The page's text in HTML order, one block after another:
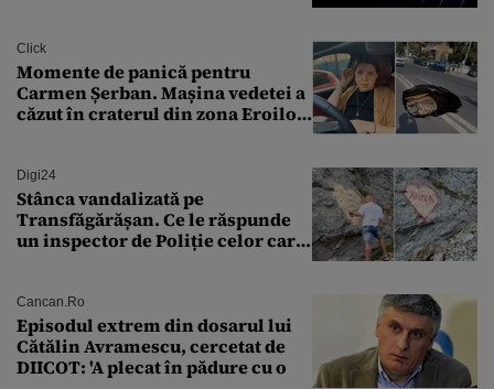
Click
Momente de panică pentru
Carmen Șerban. Mașina vedetei a
căzut în craterul din zona Eroilor:
Digi24
Stânca vandalizată pe
Transfăgărășan. Ce le răspunde
un inspector de Poliție celor care
Cancan.ro
Episodul extrem din dosarul lui
Cătălin Avramescu, cercetat de
DIICOT: 'A plecat în pădure cu o